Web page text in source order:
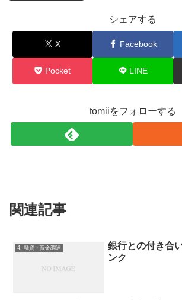
シェアする
X Facebook
Pocket LINE
tomiiをフォローする
関連記事
4: 融資・資金調達
銀行との付き合
ンク